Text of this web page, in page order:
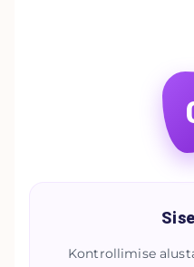
Kontrollimise